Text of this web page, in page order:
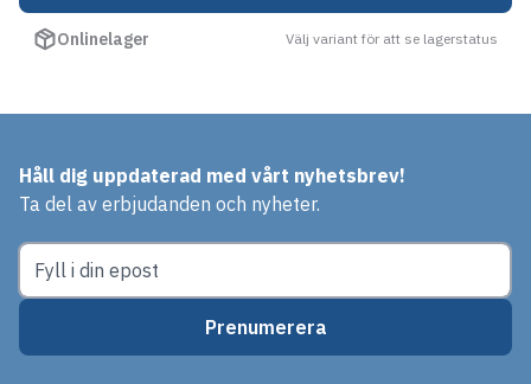
Onlinelager Välj variant för att se lagerstatus
Håll dig uppdaterad med vårt nyhetsbrev!
Ta del av erbjudanden och nyheter.
Prenumerera